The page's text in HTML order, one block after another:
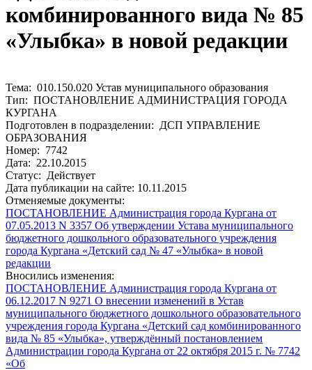
комбинированного вида № 85
«Улыбка» в новой редакции
Тема: 010.150.020 Устав муниципального образования
Тип: ПОСТАНОВЛЕНИЕ АДМИНИСТРАЦИЯ ГОРОДА
КУРГАНА
Подготовлен в подразделении: ДСП УПРАВЛЕНИЕ
ОБРАЗОВАНИЯ
Номер: 7742
Дата: 22.10.2015
Статус: Действует
Дата публикации на сайте: 10.11.2015
Отменяемые документы:
ПОСТАНОВЛЕНИЕ Администрация города Кургана от
07.05.2013 N 3357 Об утверждении Устава муниципального
бюджетного дошкольного образовательного учреждения
города Кургана «Детский сад № 47 «Улыбка» в новой
редакции
Вносились изменения:
ПОСТАНОВЛЕНИЕ Администрация города Кургана от
06.12.2017 N 9271 О внесении изменений в Устав
муниципального бюджетного дошкольного образовательного
учреждения города Кургана «Детский сад комбинированного
вида № 85 «Улыбка», утверждённый постановлением
Администрации города Кургана от 22 октября 2015 г. № 7742
«Об